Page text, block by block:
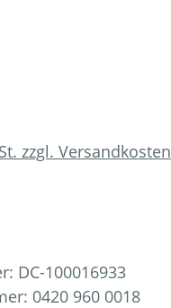
zzgl. Versandkosten
DC-100016933
0420 960 0018